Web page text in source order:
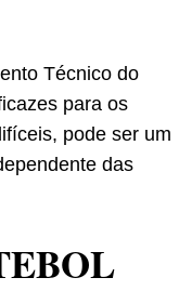
Técnico do
para os
pode ser um
das